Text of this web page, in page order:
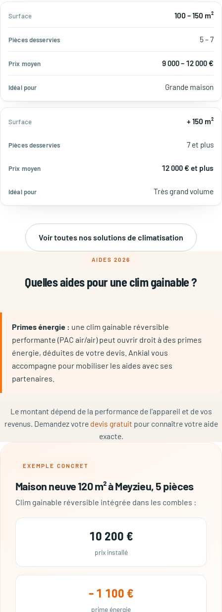
100 – 150 m²
5 – 7
9 000 – 12 000 €
Grande maison
+ 150 m²
7 et plus
12 000 € et plus
Très grand volume
Voir toutes nos solutions de climatisation
AIDES 2026
Quelles aides pour une clim gainable ?
Primes énergie : une clim gainable réversible
performante (PAC air/air) peut ouvrir droit à des primes
énergie, déduites de votre devis. Ankial vous
accompagne pour mobiliser les aides avec ses
partenaires.
Le montant dépend de la performance de l'appareil et de vos
revenus. Demandez votre devis gratuit pour connaître votre aide
exacte.
EXEMPLE CONCRET
Maison neuve 120 m² à Meyzieu, 5 pièces
Clim gainable réversible intégrée dans les combles :
10 200 €
prix installé
– 1 100 €
prime énergie